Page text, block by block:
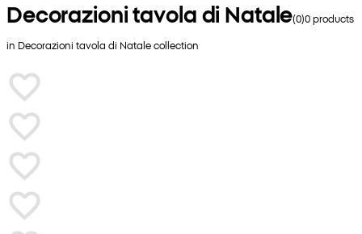
Decorazioni tavola di Natale(0)0products
in Decorazioni tavola di Natalecollection